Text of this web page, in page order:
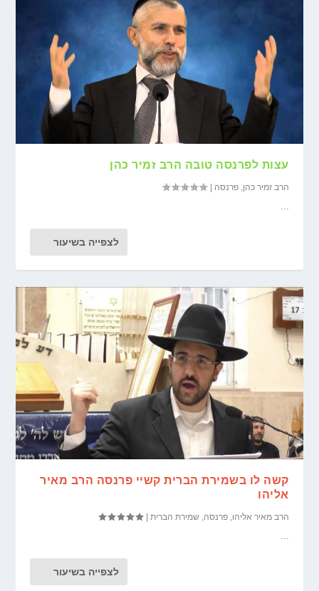
עצות לפרנסה טובה הרב זמיר כהן
הרב זמיר כהן,פרנסה |
...
לצפייה בשיעור
קשה לו בשמירת הברית קשיי פרנסה הרב מאיר
אליהו
הרב מאיר אליהו,פרנסה,שמירת הברית |
לצפייה בשיעור